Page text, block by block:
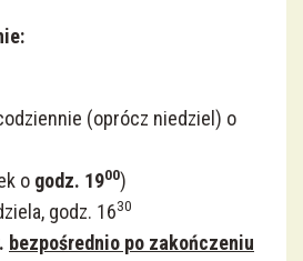
(oprócz niedziel) o
o godz. 1900)
godz. 1630
bezpośrednio po zakończeniu